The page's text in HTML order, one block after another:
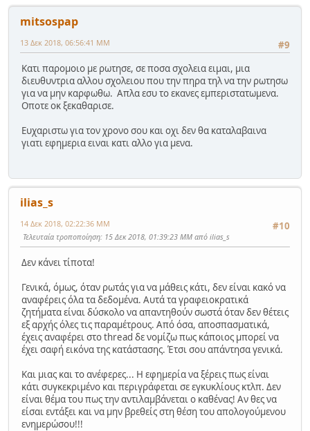
mitsospap
#9
13 Δεκ 2018, 06:56:41 ΜΜ
Κατι παρομοιο με ρωτησε, σε ποσα σχολεια ειμαι, μια
διευθυντρια αλλου σχολειου που την πηρα τηλ να την ρωτησω
για να μην καρφωθω. Απλα εσυ το εκανες εμπεριστατωμενα.
Οποτε οκ ξεκαθαρισε.
Ευχαριστω για τον χρονο σου και οχι δεν θα καταλαβαινα
γιατι εφημερια ειναι κατι αλλο για μενα.
ilias_s
#10
14 Δεκ 2018, 02:22:36 ΜΜ
Τελευταία τροποποίηση: 15 Δεκ 2018, 01:39:23 ΜΜ από ilias_s
Δεν κάνει τίποτα!
Γενικά, όμως, όταν ρωτάς για να μάθεις κάτι, δεν είναι κακό να
αναφέρεις όλα τα δεδομένα. Αυτά τα γραφειοκρατικά
ζητήματα είναι δύσκολο να απαντηθούν σωστά όταν δεν θέτεις
εξ αρχής όλες τις παραμέτρους. Από όσα, αποσπασματικά,
έχεις αναφέρει στο thread δε νομίζω πως κάποιος μπορεί να
έχει σαφή εικόνα της κατάστασης. Έτσι σου απάντησα γενικά.
Και μιας και το ανέφερες... Η εφημερία να ξέρεις πως είναι
κάτι συγκεκριμένο και περιγράφεται σε εγκυκλίους κτλπ. Δεν
είναι θέμα του πως την αντιλαμβάνεται ο καθένας! Αν θες να
είσαι εντάξει και να μην βρεθείς στη θέση του απολογούμενου
ενημερώσου!!!